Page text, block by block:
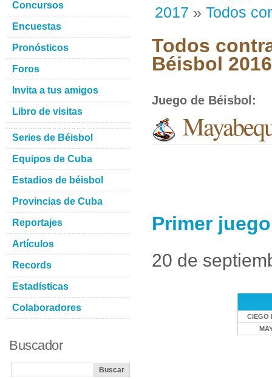
2017 » Todos
Todos
Béisbol
Juego de Béisbol :
Primer
20 de
CIEGO
Concursos
Encuestas
Pronósticos
Foros
Invita a tus amigos
Libro de visitas
Series de Béisbol
Equipos de Cuba
Estadios de béisbol
Provincias de Cuba
Reportajes
Artículos
Records
Estadísticas
Colaboradores
Buscador